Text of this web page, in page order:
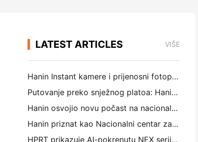
LATEST ARTICLES VIŠE
Hanin Instant kamere i prijenosni fotopisači privlače snažan interes na IEAE Shenzhen 2026
Putovanje preko snježnog platoa: Hanin donosi obrazovne programe fotografije djeci u Qamdu
Hanin osvojio novu počast na nacionalnoj razini: proglašen "2026 Made in China · Trusted Brand by Consumers"
Hanin priznat kao Nacionalni centar za poduzetničku tehnologiju za vodstvo u inovacijama
HPRT prikazuje AI-pokrenutu NEX seriju za pametnu maloprodaju na CHINASHOP 2026